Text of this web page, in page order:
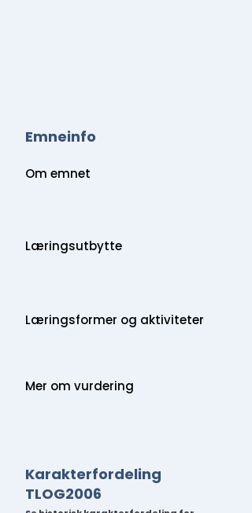
Emneinfo
Om emnet
Læringsutbytte
Læringsformer og aktiviteter
Mer om vurdering
Karakterfordeling
TLOG2006